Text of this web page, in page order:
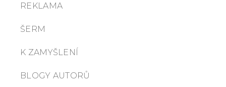
REKLAMA
ŠERM
K ZAMYŠLENÍ
BLOGY AUTORŮ